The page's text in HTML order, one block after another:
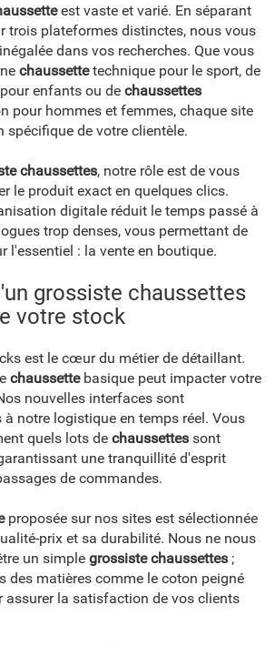
est vaste et varié. En séparant
trois plateformes distinctes, nous vous
dans vos recherches. Que vous
chaussettetechnique pour le sport, de
enfants ou de chaussettes
pour hommes et femmes, chaque site
spécifique de votre clientèle.
chaussettes, notre rôle est de vous
le produit exact en quelques clics.
digitale réduit le temps passé à
trop denses, vous permettant de
l'essentiel : la vente en boutique.
grossiste chaussettes
votre stock
est le cœur du métier de détaillant.
chaussettebasique peut impacter votre
nouvelles interfaces sont
à notre logistique en temps réel. Vous
quels lots de chaussettes sont
une tranquillité d'esprit
de commandes.
proposée sur nos sites est sélectionnée
prix et sa durabilité. Nous ne nous
un simple grossiste chaussettes ;
des matières comme le coton peigné
assurer la satisfaction de vos clients